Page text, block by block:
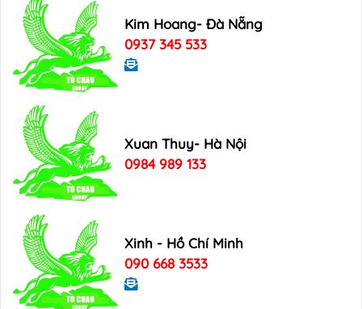
Kim Hoang- Đà Nẵng
0937 345 533
Xuan Thuy- Hà Nội
0984 989 133
Xinh - Hồ Chí Minh
090 668 3533